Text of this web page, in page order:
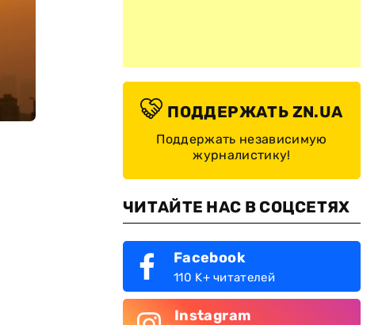
ПОДДЕРЖАТЬ ZN.UA
Поддержать независимую
журналистику!
ЧИТАЙТЕ НАС В СОЦСЕТЯХ
Facebook
110 K+ читателей
Instagram